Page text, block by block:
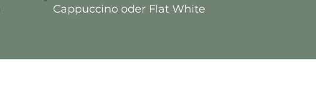
Cappuccino oder Flat White